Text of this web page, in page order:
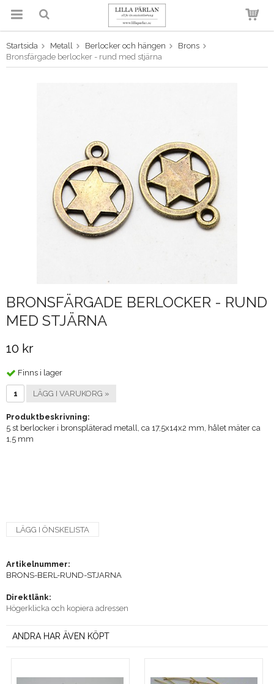
Produkten har blivit tillagd i
varukorgen
Startsida Metall Berlocker och hängen
Brons
Bronsfärgade berlocker - rund med stjärna
BRONSFÄRGADE BERLOCKER - RUND
MED STJÄRNA
10 kr
Finns i lager
LÄGG I VARUKORG »
Produktbeskrivning:
5 st berlocker i bronspläterad metall, ca 17,5x14x2 mm, hålet mäter ca
1,5 mm
LÄGG I ÖNSKELISTA
Artikelnummer:
BRONS-BERL-RUND-STJARNA
Direktlänk:
Högerklicka och kopiera adressen
ANDRA HAR ÄVEN KÖPT